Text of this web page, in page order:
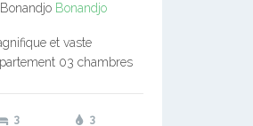
Bonandjo Bonandjo
et vaste
03 chambres
01 vaste salon 01
3
3